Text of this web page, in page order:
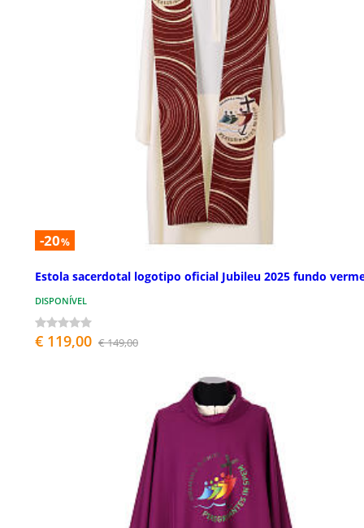
-20%
Estola sacerdotal logotipo oficial Jubileu 2025 fundo
DISPONÍVEL
€ 119,00 € 149,00